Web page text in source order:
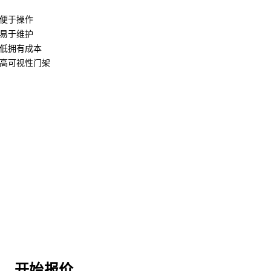
便于操作
易于维护
低拥有成本
高可视性门架